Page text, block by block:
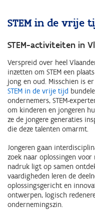
STEM in de vrije
STEM-activiteiten in
Verspreid over heel
inzetten om STEM een
jong en oud. Misschien is
STEM in de vrije tijd
ondernemers, STEM-
om kinderen en jongeren
ze de jongere generaties
die deze talenten omarmt.
Jongeren gaan
zoek naar oplossingen
nadruk ligt op samen
vaardigheden leren de
oplossingsgericht en
ontwerpen, logisch
ondernemingszin.